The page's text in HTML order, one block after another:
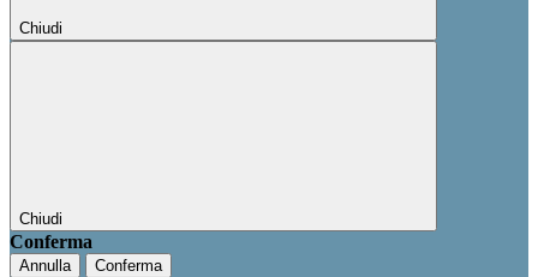
Chiudi
Chiudi
Conferma
Annulla Conferma